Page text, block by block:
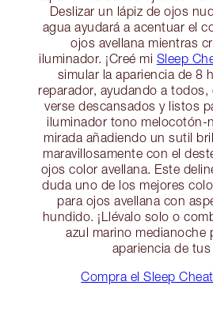
Deslizar un lápiz de ojos
agua ayudará a acentuar el
ojos avellana mientras
iluminador. ¡Creé mi Sleep
simular la apariencia de 8
reparador, ayudando a
verse descansados y listos
iluminador tono melocotón-
mirada añadiendo un sutil
maravillosamente con el
ojos color avellana. Este
duda uno de los mejores
para ojos avellana con
hundido. ¡Llévalo solo o
azul marino medianoche
apariencia de
Compra el Sleep